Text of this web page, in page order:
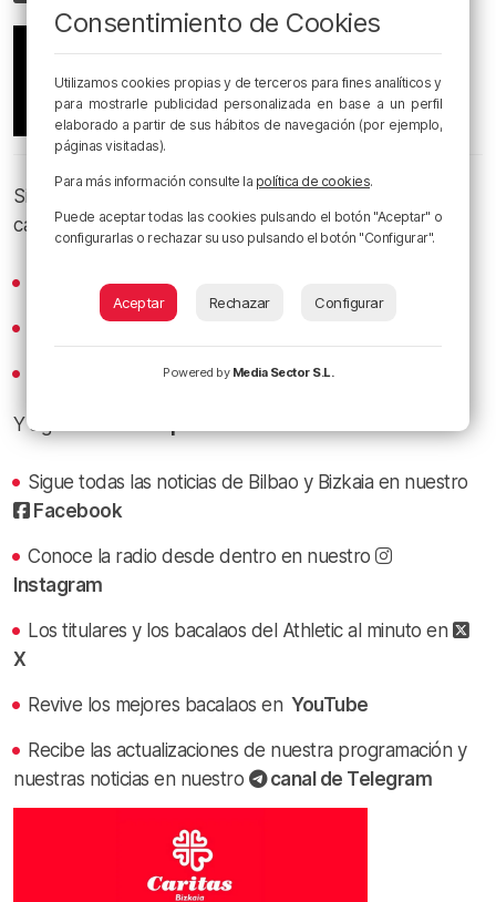
Si te gusta
, suscríbete en nuestros
canales de podcast:
Spotify
Apple Podcasts
Y sigue a
Sigue todas las noticias de Bilbao y Bizkaia en nuestro
Facebook
Conoce la radio desde dentro en nuestro
Instagram
Los titulares y los bacalaos del Athletic al minuto en
X
Revive los mejores bacalaos en YouTube
Recibe las actualizaciones de nuestra programación y
nuestras noticias en nuestro
canal de Telegram
Consentimiento de Cookies
Utilizamos cookies propias y de terceros para fines analíticos y
para mostrarle publicidad personalizada en base a un perfil
elaborado a partir de sus hábitos de navegación (por ejemplo,
páginas visitadas).
Para más información consulte la política de cookies.
Puede aceptar todas las cookies pulsando el botón "Aceptar" o
configurarlas o rechazar su uso pulsando el botón "Configurar".
Aceptar Rechazar Configurar
Powered by Media Sector S.L.